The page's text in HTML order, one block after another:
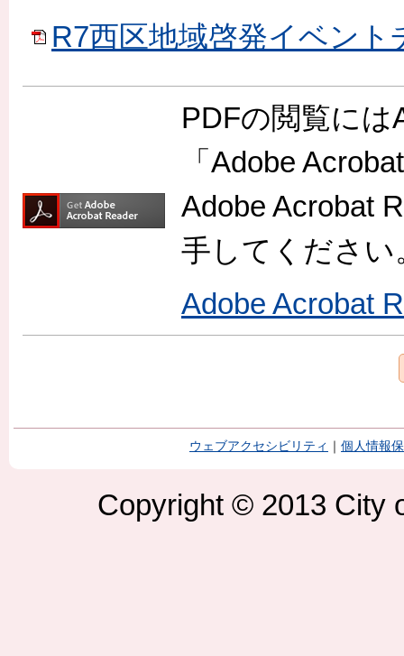
R7西区地域啓発イベント
PDFの閲覧に
「Adobe
Adobe Acrobat
手してください
Adobe Acrobat
ウェブアクセシビリティ 個人情報
Copyright © 2013 City